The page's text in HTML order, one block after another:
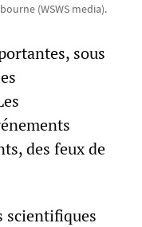
(WSWS media).
sous
des feux de
scientifiques